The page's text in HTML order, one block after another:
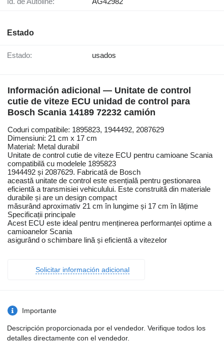
Estado
Estado: usados
Información adicional — Unitate de control
cutie de viteze ECU unidad de control para
Bosch Scania 14189 72232 camión
Coduri compatibile: 1895823, 1944492, 2087629
Dimensiuni: 21 cm x 17 cm
Material: Metal durabil
Unitate de control cutie de viteze ECU pentru camioane Scania
compatibilă cu modelele 1895823
1944492 și 2087629. Fabricată de Bosch
această unitate de control este esențială pentru gestionarea
eficientă a transmisiei vehiculului. Este construită din materiale
durabile și are un design compact
măsurând aproximativ 21 cm în lungime și 17 cm în lățime
Specificații principale
Acest ECU este ideal pentru menținerea performanței optime a
camioanelor Scania
asigurând o schimbare lină și eficientă a vitezelor
Solicitar información adicional
Importante
Descripción proporcionada por el vendedor. Verifique todos los
detalles directamente con el vendedor.